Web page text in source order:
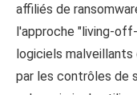
affiliés de
l'approche "living-
logiciels
par les contrôles de